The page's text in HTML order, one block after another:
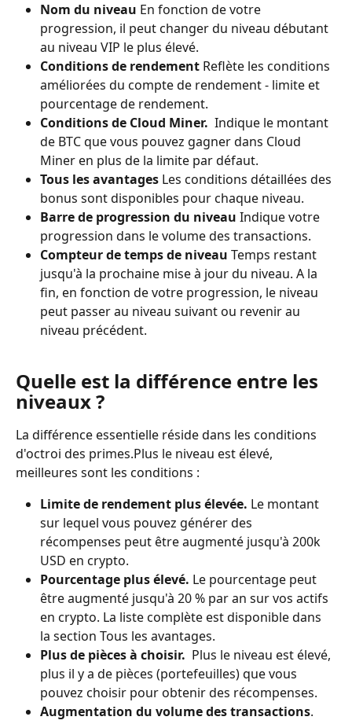
Nom du niveau En fonction de votre
progression, il peut changer du niveau débutant
au niveau VIP le plus élevé.
Conditions de rendement Reflète les conditions
améliorées du compte de rendement - limite et
pourcentage de rendement.
Conditions de Cloud Miner. Indique le montant
de BTC que vous pouvez gagner dans Cloud
Miner en plus de la limite par défaut.
Tous les avantages Les conditions détaillées des
bonus sont disponibles pour chaque niveau.
Barre de progression du niveau Indique votre
progression dans le volume des transactions.
Compteur de temps de niveau Temps restant
jusqu'à la prochaine mise à jour du niveau. A la
fin, en fonction de votre progression, le niveau
peut passer au niveau suivant ou revenir au
niveau précédent.
Quelle est la différence entre les
niveaux ?
La différence essentielle réside dans les conditions
d'octroi des primes.Plus le niveau est élevé,
meilleures sont les conditions :
Limite de rendement plus élevée. Le montant
sur lequel vous pouvez générer des
récompenses peut être augmenté jusqu'à 200k
USD en crypto.
Pourcentage plus élevé. Le pourcentage peut
être augmenté jusqu'à 20 % par an sur vos actifs
en crypto. La liste complète est disponible dans
la section Tous les avantages.
Plus de pièces à choisir. Plus le niveau est élevé,
plus il y a de pièces (portefeuilles) que vous
pouvez choisir pour obtenir des récompenses.
Augmentation du volume des transactions.